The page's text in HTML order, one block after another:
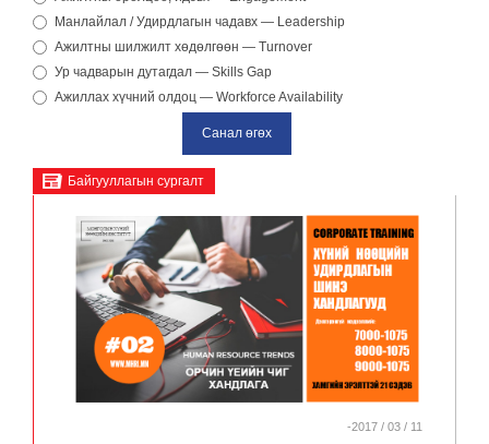
Манлайлал / Удирдлагын чадавх — Leadership
Ажилтны шилжилт хөдөлгөөн — Turnover
Ур чадварын дутагдал — Skills Gap
Ажиллах хүчний олдоц — Workforce Availability
Байгууллагын сургалт
-2017 / 03 / 11